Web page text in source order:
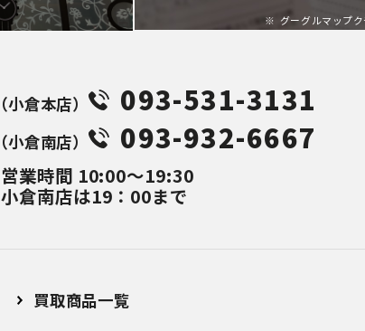
グーグルマップ
（⼩倉本店） 093-531-3131
（⼩倉南店） 093-932-6667
営業時間 10:00～19:30
小倉南店は19：00まで
買取商品一覧